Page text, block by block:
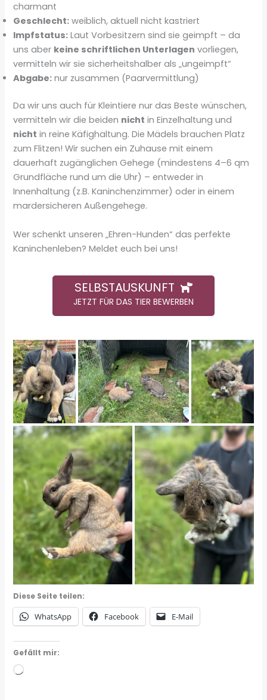
charmant
Geschlecht: weiblich, aktuell nicht kastriert
Impfstatus: Laut Vorbesitzern sind sie geimpft – da
uns aber keine schriftlichen Unterlagen vorliegen,
vermitteln wir sie sicherheitshalber als „ungeimpft“
Abgabe: nur zusammen (Paarvermittlung)
Da wir uns auch für Kleintiere nur das Beste wünschen,
vermitteln wir die beiden nicht in Einzelhaltung und
nicht in reine Käfighaltung. Die Mädels brauchen Platz
zum Flitzen! Wir suchen ein Zuhause mit einem
dauerhaft zugänglichen Gehege (mindestens 4–6 qm
Grundfläche rund um die Uhr) – entweder in
Innenhaltung (z.B. Kaninchenzimmer) oder in einem
mardersicheren Außengehege.
Wer schenkt unseren „Ehren-Hunden“ das perfekte
Kaninchenleben? Meldet euch bei uns!
SELBSTAUSKUNFT
JETZT FÜR DAS TIER BEWERBEN
Diese Seite teilen:
WhatsApp Facebook E-Mail
Gefällt mir:
Wird